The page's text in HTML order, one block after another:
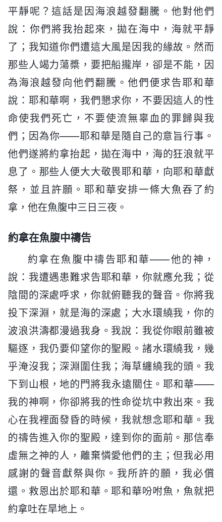
平靜呢？這話是因海浪越發翻騰。他對他們
說：你們將我抬起來，拋在海中，海就平靜
了；我知道你們遭這大風是因我的緣故。然而
那些人竭力蕩槳，要把船攏岸，卻是不能，因
為海浪越發向他們翻騰。他們便求告耶和華
說：耶和華啊，我們懇求你，不要因這人的性
命使我們死亡，不要使流無辜血的罪歸與我
們；因為你——耶和華是隨自己的意旨行事。
他們遂將約拿抬起，拋在海中，海的狂浪就平
息了。那些人便大大敬畏耶和華，向耶和華獻
祭，並且許願。耶和華安排一條大魚吞了約
拿，他在魚腹中三日三夜。
約拿在魚腹中禱告
約拿在魚腹中禱告耶和華——他的神，
說：我遭遇患難求告耶和華，你就應允我；從
陰間的深處呼求，你就俯聽我的聲音。你將我
投下深淵，就是海的深處；大水環繞我，你的
波浪洪濤都漫過我身。我說：我從你眼前雖被
驅逐，我仍要仰望你的聖殿。諸水環繞我，幾
乎淹沒我；深淵圍住我；海草纏繞我的頭。我
下到山根，地的門將我永遠關住。耶和華——
我的神啊，你卻將我的性命從坑中救出來。我
心在我裡面發昏的時候，我就想念耶和華。我
的禱告進入你的聖殿，達到你的面前。那信奉
虛無之神的人，離棄憐愛他們的主；但我必用
感謝的聲音獻祭與你。我所許的願，我必償
還。救恩出於耶和華。耶和華吩咐魚，魚就把
約拿吐在旱地上。